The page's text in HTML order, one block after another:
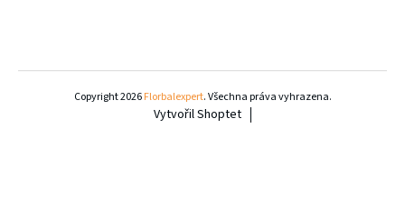
Vytvořil Shoptet
Copyright 2026Florbalexpert. Všechna práva vyhrazena.